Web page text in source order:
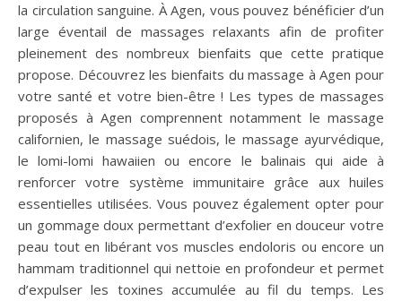
la circulation sanguine. À Agen, vous pouvez bénéficier d’un
large éventail de massages relaxants afin de profiter
pleinement des nombreux bienfaits que cette pratique
propose. Découvrez les bienfaits du massage à Agen pour
votre santé et votre bien-être ! Les types de massages
proposés à Agen comprennent notamment le massage
californien, le massage suédois, le massage ayurvédique,
le lomi-lomi hawaiien ou encore le balinais qui aide à
renforcer votre système immunitaire grâce aux huiles
essentielles utilisées. Vous pouvez également opter pour
un gommage doux permettant d’exfolier en douceur votre
peau tout en libérant vos muscles endoloris ou encore un
hammam traditionnel qui nettoie en profondeur et permet
d’expulser les toxines accumulée au fil du temps. Les